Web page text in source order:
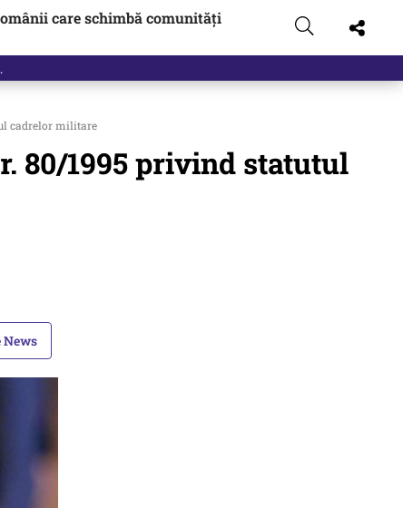
care schimbă comunități
cadrelor militare
80/1995 privind statutul
News